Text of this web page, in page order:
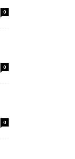
0
0
0